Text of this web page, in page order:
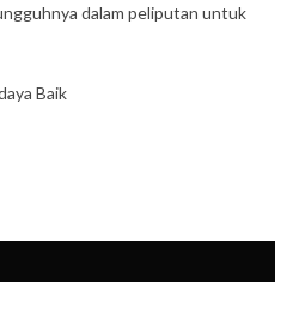
dalam peliputan untuk
Baik